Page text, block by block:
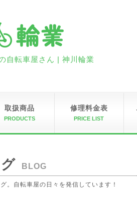
自転車屋さん | 神川輪業
取扱商品
PRODUCTS
修理料金表
PRICE LIST
BLOG
。自転車屋の日々を発信しています！